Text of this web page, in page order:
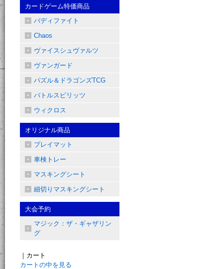
カードゲーム特価商品
バディファイト
Chaos
ヴァイスシュヴァルツ
ヴァンガード
パズル＆ドラゴンズTCG
バトルスピリッツ
ウィクロス
オリジナル商品
プレイマット
車検トレー
マスキングシート
細切りマスキングシート
大会予約
マジック：ザ・ギャザリン
グ
｜カート
カートの中を見る